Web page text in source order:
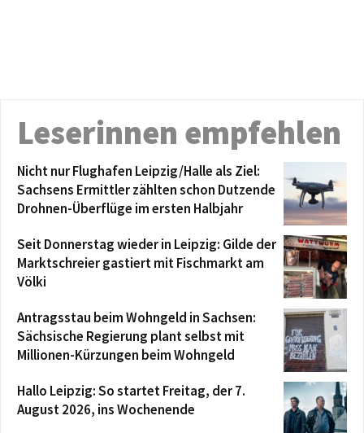
Leserinnen empfehlen
Nicht nur Flughafen Leipzig/Halle als Ziel:
Sachsens Ermittler zählten schon Dutzende
Drohnen-Überflüge im ersten Halbjahr
Seit Donnerstag wieder in Leipzig: Gilde der
Marktschreier gastiert mit Fischmarkt am
Völki
Antragsstau beim Wohngeld in Sachsen:
Sächsische Regierung plant selbst mit
Millionen-Kürzungen beim Wohngeld
Hallo Leipzig: So startet Freitag, der 7.
August 2026, ins Wochenende